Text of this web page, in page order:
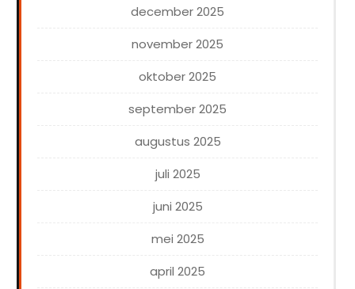
december 2025
november 2025
oktober 2025
september 2025
augustus 2025
juli 2025
juni 2025
mei 2025
april 2025